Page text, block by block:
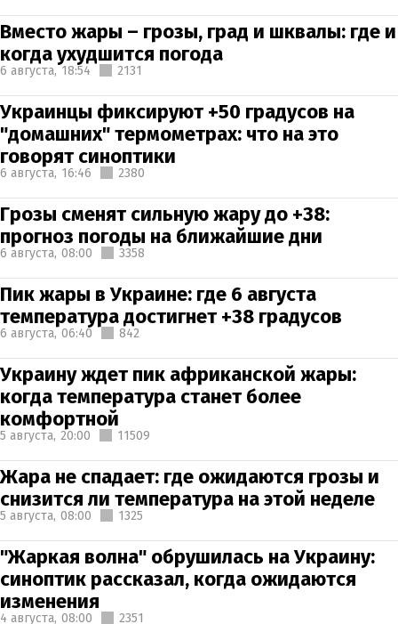
Вместо жары – грозы, град и шквалы: где и
когда ухудшится погода
6 августа, 18:54 2131
Украинцы фиксируют +50 градусов на
"домашних" термометрах: что на это
говорят синоптики
6 августа, 16:46 2380
Грозы сменят сильную жару до +38:
прогноз погоды на ближайшие дни
6 августа, 08:00 3358
Пик жары в Украине: где 6 августа
температура достигнет +38 градусов
6 августа, 06:40 842
Украину ждет пик африканской жары:
когда температура станет более
комфортной
5 августа, 20:00 11509
Жара не спадает: где ожидаются грозы и
снизится ли температура на этой неделе
5 августа, 08:00 1325
"Жаркая волна" обрушилась на Украину:
синоптик рассказал, когда ожидаются
изменения
4 августа, 08:00 2351